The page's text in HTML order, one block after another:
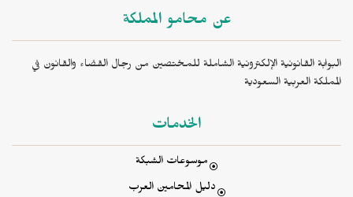
عن محامو المملكة
البوابة القانونية الإلكترونية الشاملة للمختصين من رجال القضاء والقانون في
المملكة العربية السعودية
الخدمات
موسوعات الشبكة
دليل المحامين العرب